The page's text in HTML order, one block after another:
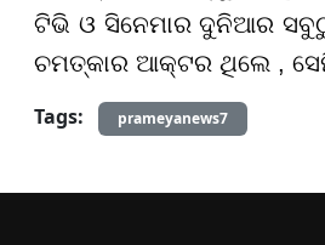
ଟିଭି ଓ ସିନେମାର ଦୁନିଆର
ଚମତ୍କାର ଆକ୍ଟର ଥିଲେ ,
Tags:
prameyanews7